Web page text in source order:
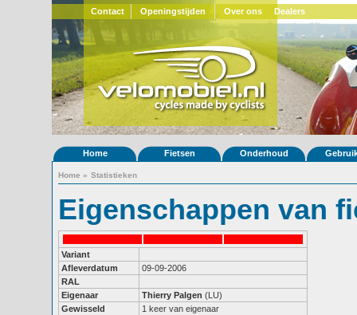
Contact Openingstijden Over ons Dealers
Home Fietsen Onderhoud
Home » Statistieken
Eigenschappen van
Variant
Afleverdatum
09-09-2006
RAL
Eigenaar
Thierry Palgen (LU)
Gewisseld
1 keer van eigenaar